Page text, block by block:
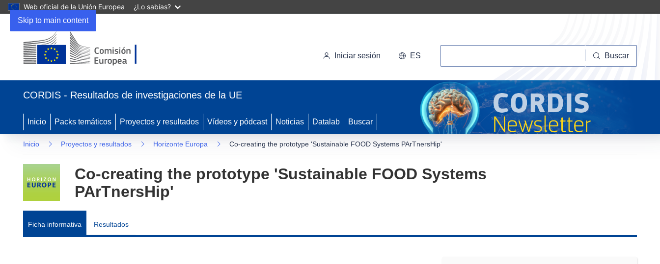
Skip to main content
Web oficial de la Unión Europea ¿Lo sabías?
Iniciar sesión ES Buscar
CORDIS - Resultados de investigaciones de la UE
Inicio Packs temáticos Proyectos y resultados Vídeos y pódcast Noticias Datalab Buscar
Inicio Proyectos y resultados Horizonte Europa Co-creating the prototype 'Sustainable FOOD Systems PArTnersHip'
Co-creating the prototype 'Sustainable FOOD Systems
PArTnersHip'
Ficha informativa Resultados